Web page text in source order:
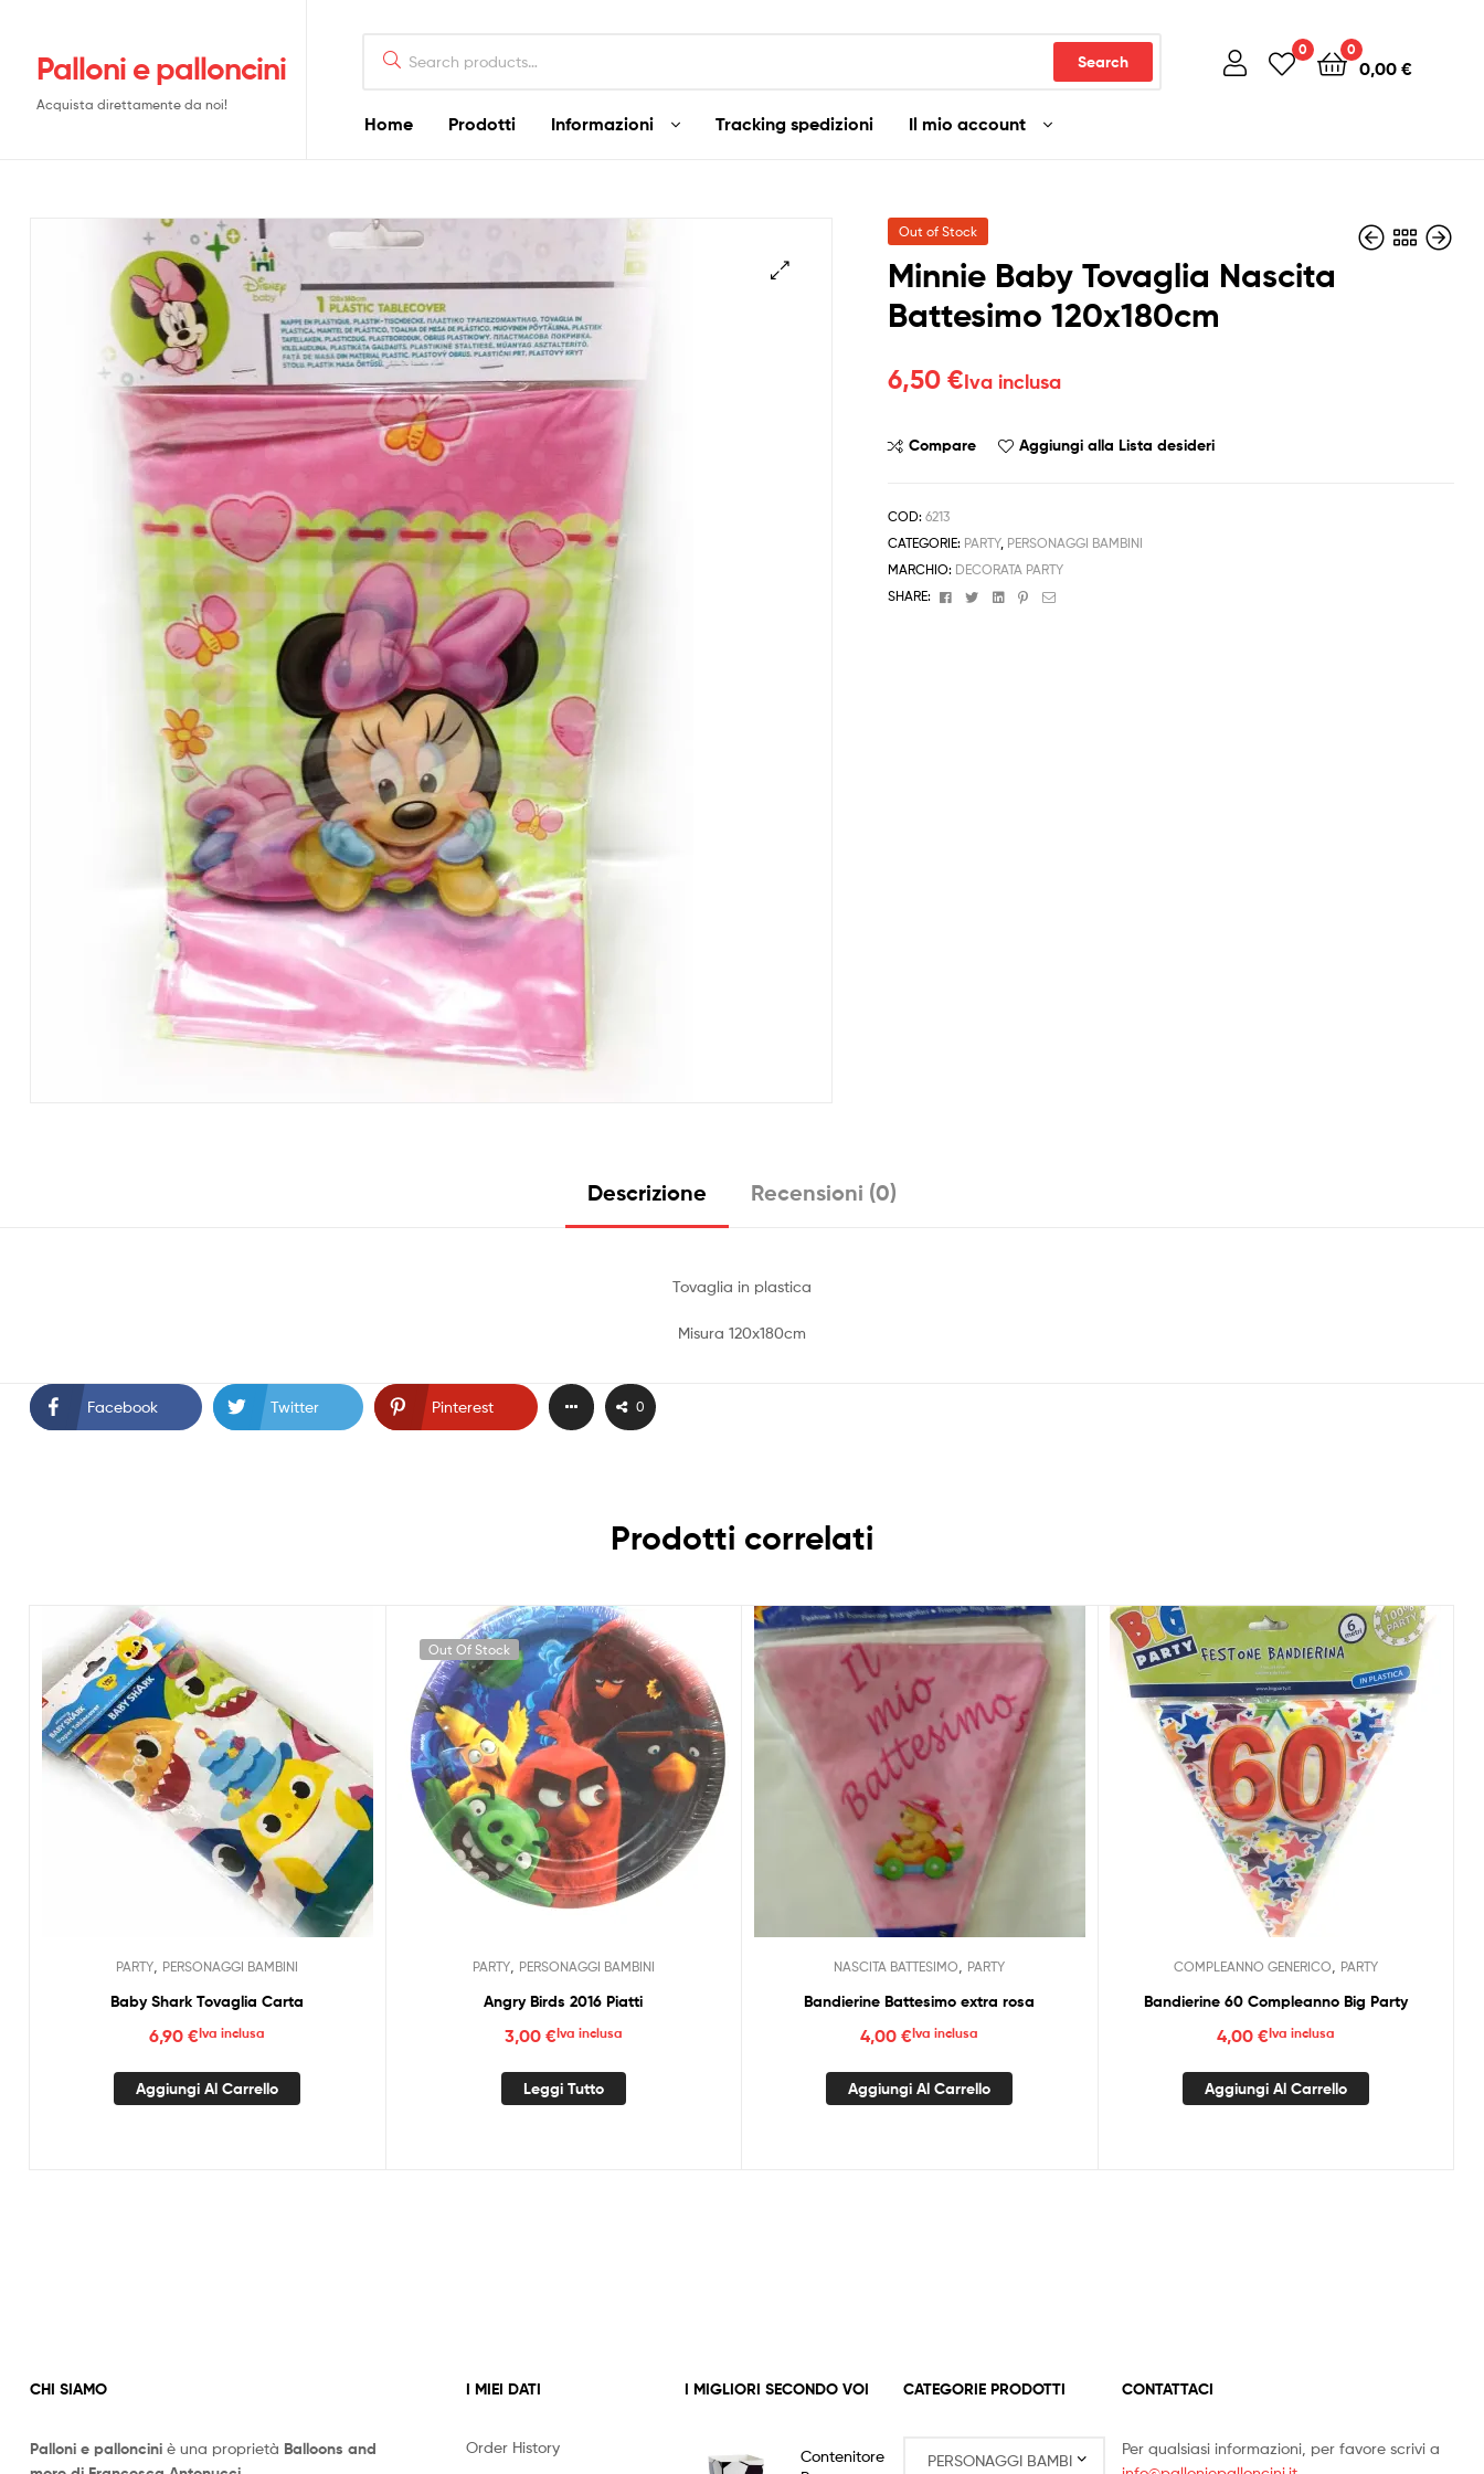
Palloni e palloncini
Acquista direttamente da noi!
for:
Search
0 0
0,00 €
Home Prodotti Informazioni Tracking spedizioni Il mio account
Out of Stock
Minnie Baby Tovaglia Nascita
Battesimo 120x180cm
6,50€Iva inclusa
Compare Aggiungi alla Lista desideri
COD:6213
CATEGORIE: PARTY, PERSONAGGI BAMBINI
MARCHIO: DECORATA PARTY
SHARE:
FacebookTwitterLinkedinPinterest
Email
Descrizione Recensioni (0)
Tovaglia in plastica
Misura 120x180cm
Facebook Twitter Pinterest 0
Prodotti correlati
PARTY PERSONAGGI BAMBINI
Baby Shark Tovaglia Carta
6,90€Iva inclusa
Aggiungi Al Carrello
Out Of Stock
PARTY, PERSONAGGI BAMBINI
Angry Birds 2016 Piatti
3,00 €Iva inclusa
Leggi Tutto
NASCITA BATTESIMO PARTY
Bandierine Battesimo extra rosa
4,00€Iva inclusa
Aggiungi Al Carrello
COMPLEANNO GENERICO PARTY
Bandierine 60 Compleanno Big Party
4,00 €Iva inclusa
Aggiungi Al Carrello
CHI SIAMO
Palloni e palloncini è una proprietà Balloons and
I MIEI DATI
Order History
I MIGLIORI SECONDO VOI
Contenitore
CATEGORIE PRODOTTI CONTATTACI
Per qualsiasi informazioni, per favore scrivi a